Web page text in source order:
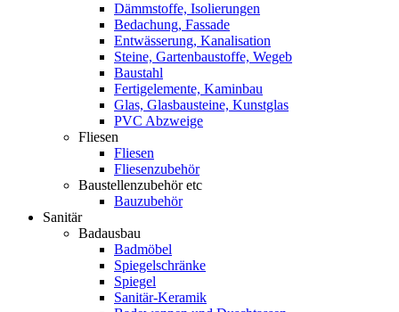
Dämmstoffe, Isolierungen
Bedachung, Fassade
Entwässerung, Kanalisation
Steine, Gartenbaustoffe, Wegeb
Baustahl
Fertigelemente, Kaminbau
Glas, Glasbausteine, Kunstglas
PVC Abzweige
Fliesen
Fliesen
Fliesenzubehör
Baustellenzubehör etc
Bauzubehör
Sanitär
Badausbau
Badmöbel
Spiegelschränke
Spiegel
Sanitär-Keramik